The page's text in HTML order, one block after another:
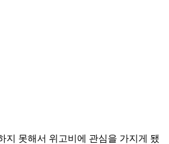
지 못해서 위고비에 관심을 가지게 됐